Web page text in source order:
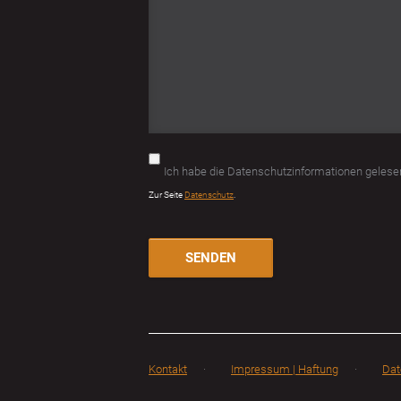
Pflichtfeld
Ich habe die Datenschutzinformationen
Zur Seite Datenschutz.
SENDEN
Kontakt Impressum | Haftung